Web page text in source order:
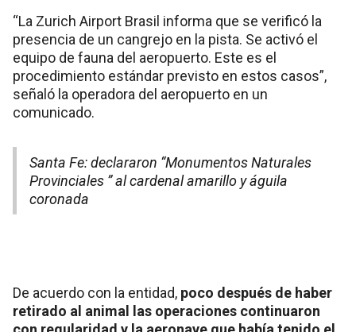
“La Zurich Airport Brasil informa que se verificó la
presencia de un cangrejo en la pista. Se activó el
equipo de fauna del aeropuerto. Este es el
procedimiento estándar previsto en estos casos”,
señaló la operadora del aeropuerto en un
comunicado.
Santa Fe: declararon “Monumentos Naturales
Provinciales ” al cardenal amarillo y águila
coronada
De acuerdo con la entidad, poco después de haber
retirado al animal las operaciones continuaron